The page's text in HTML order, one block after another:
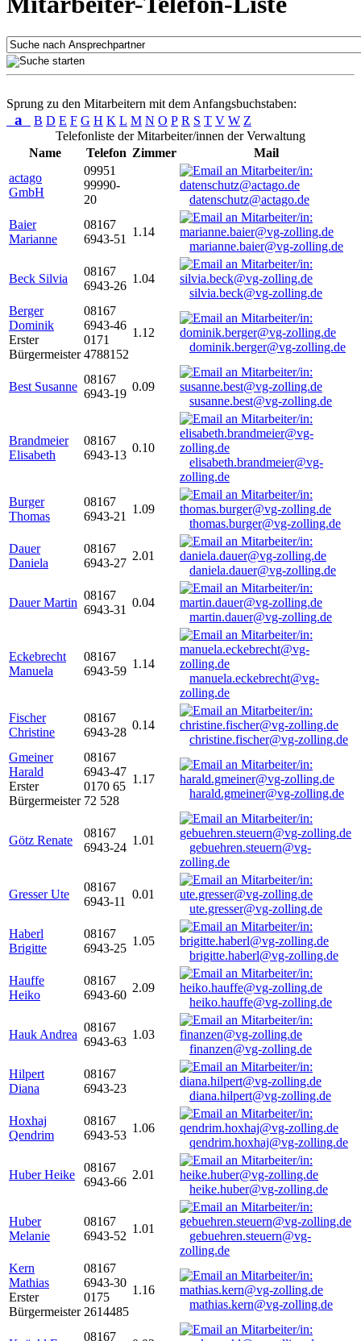
Sprung zu den Mitarbeitern mit dem Anfangsbuchstaben:
a B D E F G H K L M N O P R S T V W Z
Telefonliste der Mitarbeiter/innen der Verwaltung
Name
Telefon Zimmer
Mail
actago
GmbH
09951
99990-
20
datenschutz@actago.de
Baier
Marianne
08167
6943-51
1.14
marianne.baier@vg-zolling.de
Beck Silvia
08167
6943-26
1.04
silvia.beck@vg-zolling.de
Berger
Dominik
Erster
Bürgermeister
08167
6943-46
0171
4788152
1.12
dominik.berger@vg-zolling.de
Best Susanne
08167
6943-19
0.09
susanne.best@vg-zolling.de
Brandmeier
Elisabeth
08167
6943-13
0.10
elisabeth.brandmeier@vg-
zolling.de
Burger
Thomas
08167
6943-21
1.09
thomas.burger@vg-zolling.de
Dauer
Daniela
08167
6943-27
2.01
daniela.dauer@vg-zolling.de
Dauer Martin
08167
6943-31
0.04
martin.dauer@vg-zolling.de
Eckebrecht
Manuela
08167
6943-59
1.14
manuela.eckebrecht@vg-
zolling.de
Fischer
Christine
08167
6943-28
0.14
christine.fischer@vg-zolling.de
Gmeiner
Harald
Erster
Bürgermeister
08167
6943-47
0170 65
72 528
1.17
harald.gmeiner@vg-zolling.de
Götz Renate
08167
6943-24
1.01
gebuehren.steuern@vg-
zolling.de
Gresser Ute
08167
6943-11
0.01
ute.gresser@vg-zolling.de
Haberl
Brigitte
08167
6943-25
1.05
brigitte.haberl@vg-zolling.de
Hauffe
Heiko
08167
6943-60
2.09
heiko.hauffe@vg-zolling.de
Hauk Andrea
08167
6943-63
1.03
finanzen@vg-zolling.de
Hilpert
Diana
08167
6943-23
diana.hilpert@vg-zolling.de
Hoxhaj
Qendrim
08167
6943-53
1.06
qendrim.hoxhaj@vg-zolling.de
Huber Heike
08167
6943-66
2.01
heike.huber@vg-zolling.de
Huber
Melanie
08167
6943-52
1.01
gebuehren.steuern@vg-
zolling.de
Kern
Mathias
Erster
Bürgermeister
08167
6943-30
0175
2614485
1.16
mathias.kern@vg-zolling.de
08167